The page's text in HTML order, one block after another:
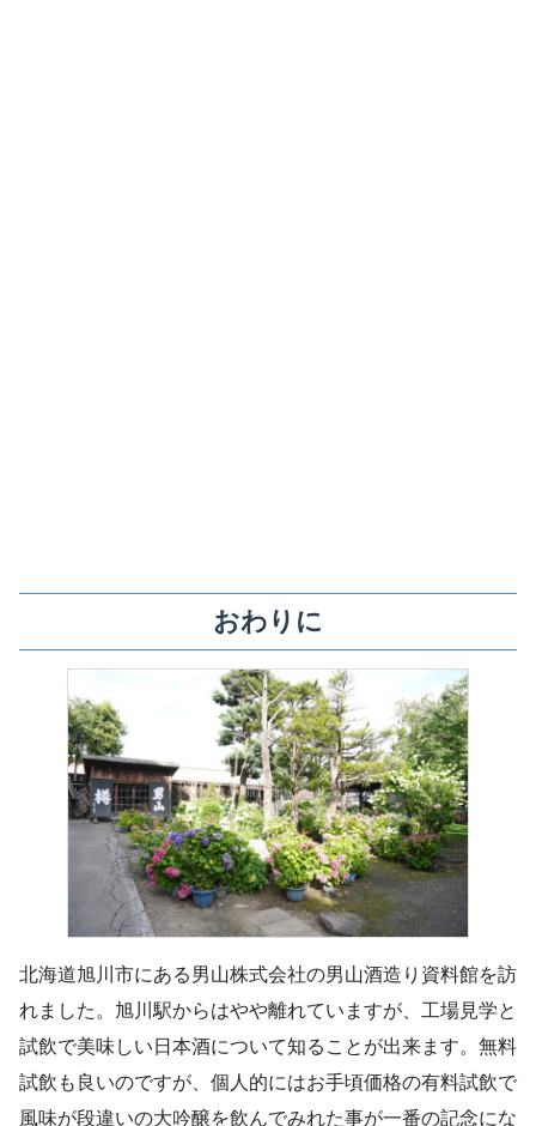
おわりに
北海道旭川市にある男山株式会社の男山酒造り資料館を訪
れました。旭川駅からはやや離れていますが、工場見学と
試飲で美味しい日本酒について知ることが出来ます。無料
試飲も良いのですが、個人的にはお手頃価格の有料試飲で
風味が段違いの大吟醸を飲んでみれた事が一番の記念にな